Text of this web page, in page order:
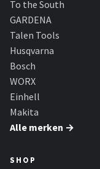
To the South
GARDENA
Talen Tools
Husqvarna
Bosch
WORX
Einhell
Makita
Alle merken →
SHOP